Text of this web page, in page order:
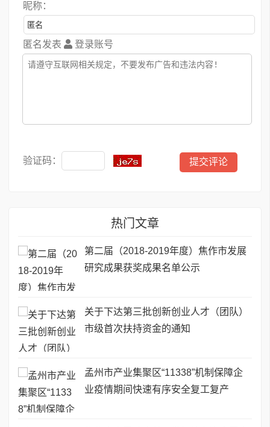
昵称：
匿名发表 登录账号
验证码：
热门文章
第二届（2018-2019年度）焦作市发展
研究成果获奖成果名单公示
关于下达第三批创新创业人才（团队）
市级首次扶持资金的通知
孟州市产业集聚区“11338”机制保障企
业疫情期间快速有序安全复工复产